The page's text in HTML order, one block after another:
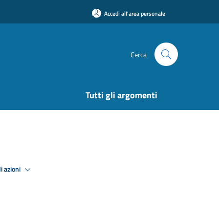
Accedi all'area personale
Cerca
Tutti gli argomenti
azioni